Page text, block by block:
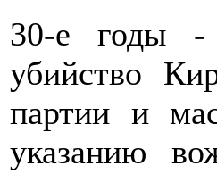
30-е годы -
убийство
партии и
указанию